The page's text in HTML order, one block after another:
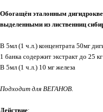
Обогащён эталонным
выделенными из лиственниц
В 5мл (1 ч.л.) концентрата 50мг
1 банка содержит экстракт до 25
В 5мл (1 ч.л.) 10 мг железа
Подходит для ВЕГАНОВ.
Действие: